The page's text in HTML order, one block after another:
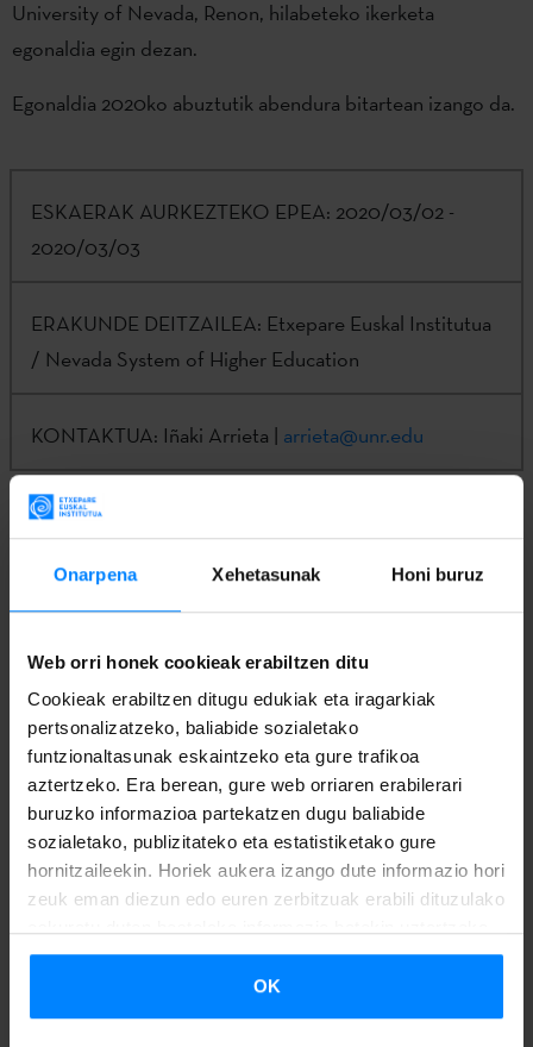
Onarpena Xehetasunak Honi buruz
Web orri honek cookieak erabiltzen ditu
Cookieak erabiltzen ditugu edukiak eta iragarkiak
pertsonalizatzeko, baliabide sozialetako
funtzionaltasunak eskaintzeko eta gure trafikoa
aztertzeko. Era berean, gure web orriaren erabilerari
buruzko informazioa partekatzen dugu baliabide
sozialetako, publizitateko eta estatistiketako gure
hornitzaileekin. Horiek aukera izango dute informazio hori
zeuk eman diezun edo euren zerbitzuak erabili dituzulako
OK
University of Nevada, Renon, hilabeteko ikerketa
egonaldia egin dezan.
Egonaldia 2020ko abuztutik abendura bitartean izango da.
ESKAERAK AURKEZTEKO EPEA: 2020/03/02 -
2020/03/03
ERAKUNDE DEITZAILEA: Etxepare Euskal Institutua
/ Nevada System of Higher Education
KONTAKTUA: Iñaki Arrieta | arrieta@unr.edu
HAUTAGAIEN ZERRENDA
AUKERATUTAKO HAUTAGAIA